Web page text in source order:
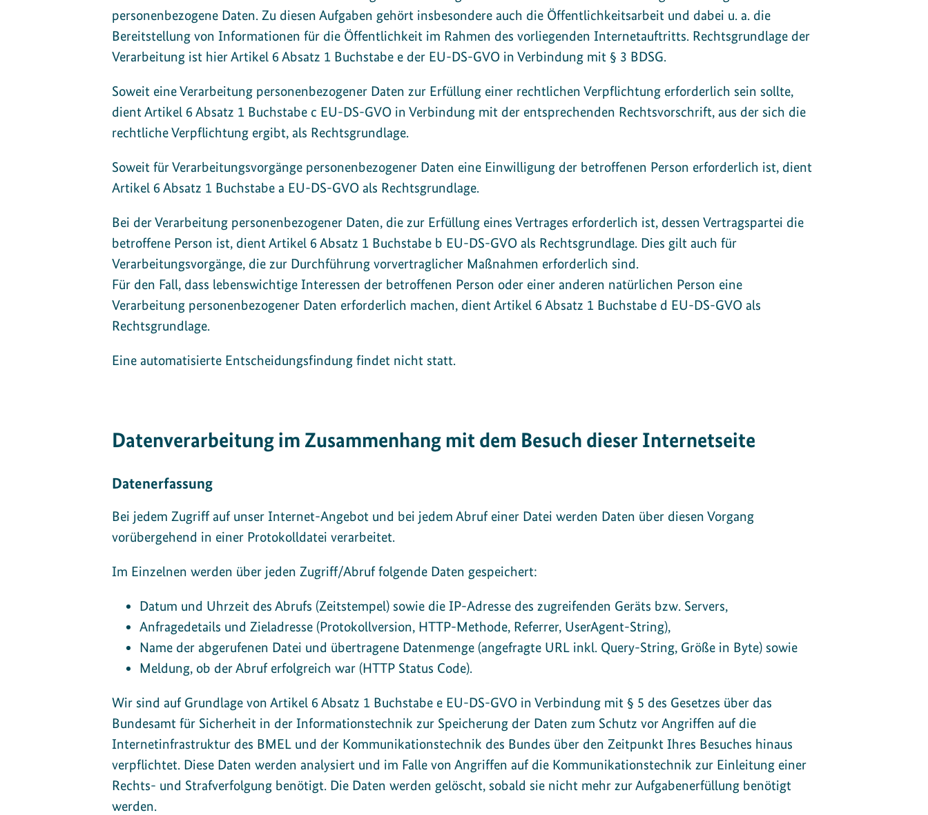
personenbezogene Daten. Zu diesen Aufgaben gehört insbesondere auch die Öffentlichkeitsarbeit und dabei u. a. die
Bereitstellung von Informationen für die Öffentlichkeit im Rahmen des vorliegenden Internetauftritts. Rechtsgrundlage der
Verarbeitung ist hier Artikel 6 Absatz 1 Buchstabe e der EU-DS-GVO in Verbindung mit § 3 BDSG.
Soweit eine Verarbeitung personenbezogener Daten zur Erfüllung einer rechtlichen Verpflichtung erforderlich sein sollte,
dient Artikel 6 Absatz 1 Buchstabe c EU-DS-GVO in Verbindung mit der entsprechenden Rechtsvorschrift, aus der sich die
rechtliche Verpflichtung ergibt, als Rechtsgrundlage.
Soweit für Verarbeitungsvorgänge personenbezogener Daten eine Einwilligung der betroffenen Person erforderlich ist, dient
Artikel 6 Absatz 1 Buchstabe a EU-DS-GVO als Rechtsgrundlage.
Bei der Verarbeitung personenbezogener Daten, die zur Erfüllung eines Vertrages erforderlich ist, dessen Vertragspartei die
betroffene Person ist, dient Artikel 6 Absatz 1 Buchstabe b EU-DS-GVO als Rechtsgrundlage. Dies gilt auch für
Verarbeitungsvorgänge, die zur Durchführung vorvertraglicher Maßnahmen erforderlich sind.
Für den Fall, dass lebenswichtige Interessen der betroffenen Person oder einer anderen natürlichen Person eine
Verarbeitung personenbezogener Daten erforderlich machen, dient Artikel 6 Absatz 1 Buchstabe d EU-DS-GVO als
Rechtsgrundlage.
Eine automatisierte Entscheidungsfindung findet nicht statt.
Datenverarbeitung im Zusammenhang mit dem Besuch dieser Internetseite
Datenerfassung
Bei jedem Zugriff auf unser Internet-Angebot und bei jedem Abruf einer Datei werden Daten über diesen Vorgang
vorübergehend in einer Protokolldatei verarbeitet.
Im Einzelnen werden über jeden Zugriff/Abruf folgende Daten gespeichert:
Datum und Uhrzeit des Abrufs (Zeitstempel) sowie die IP-Adresse des zugreifenden Geräts bzw. Servers,
Anfragedetails und Zieladresse (Protokollversion, HTTP-Methode, Referrer, UserAgent-String),
Name der abgerufenen Datei und übertragene Datenmenge (angefragte URL inkl. Query-String, Größe in Byte) sowie
Meldung, ob der Abruf erfolgreich war (HTTP Status Code).
Wir sind auf Grundlage von Artikel 6 Absatz 1 Buchstabe e EU-DS-GVO in Verbindung mit § 5 des Gesetzes über das
Bundesamt für Sicherheit in der Informationstechnik zur Speicherung der Daten zum Schutz vor Angriffen auf die
Internetinfrastruktur des BMEL und der Kommunikationstechnik des Bundes über den Zeitpunkt Ihres Besuches hinaus
verpflichtet. Diese Daten werden analysiert und im Falle von Angriffen auf die Kommunikationstechnik zur Einleitung einer
Rechts- und Strafverfolgung benötigt. Die Daten werden gelöscht, sobald sie nicht mehr zur Aufgabenerfüllung benötigt
werden.